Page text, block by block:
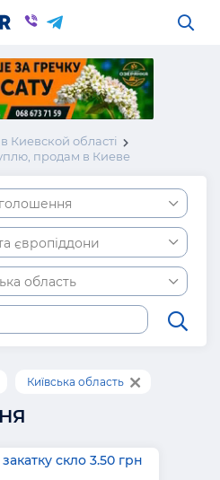
Киевской області
продам в Киеве
європіддони
область
Київська область
скло 3.50 грн